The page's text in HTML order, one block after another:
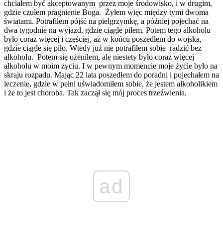
chciałem być akceptowanym przez moje środowisko, i w drugim,
gdzie czułem pragnienie Boga. Żyłem więc między tymi dwoma
światami. Potrafiłem pójść na pielgrzymkę, a później pojechać na
dwa tygodnie na wyjazd, gdzie ciągle piłem. Potem tego alkoholu
było coraz więcej i częściej, aż w końcu poszedłem do wojska,
gdzie ciągle się piło. Wtedy już nie potrafiłem sobie radzić bez
alkoholu. Potem się ożeniłem, ale niestety było coraz więcej
alkoholu w moim życiu. I w pewnym momencie moje życie było na
skraju rozpadu. Mając 22 lata poszedłem do poradni i pojechałem na
leczenie, gdzie w pełni uświadomiłem sobie, że jestem alkoholikiem
i że to jest choroba. Tak zaczął się mój proces trzeźwienia.
ad